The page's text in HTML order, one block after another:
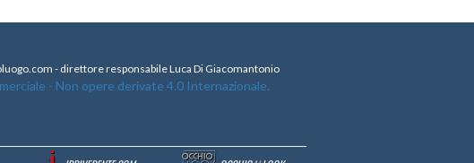
- direttore responsabile Luca Di Giacomantonio
- Non opere derivate 4.0 Internazionale.